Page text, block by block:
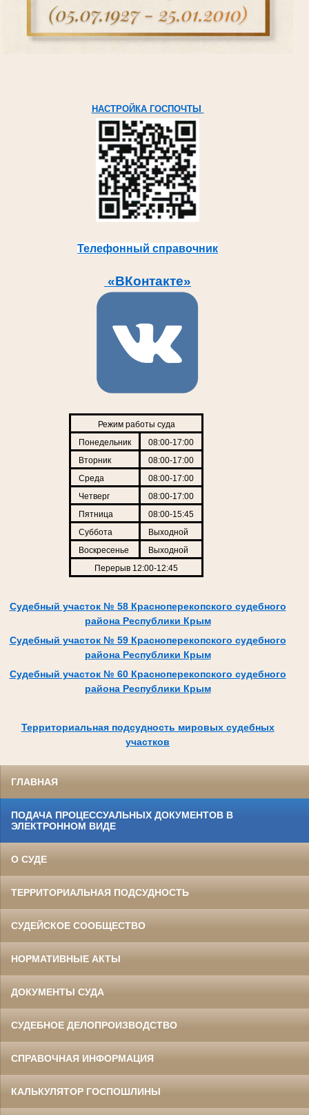
НАСТРОЙКА ГОСПОЧТЫ
Телефонный справочник
«ВКонтакте»
Режим работы суда
Понедельник
08:00-17:00
Вторник
08:00-17:00
Среда
08:00-17:00
Четверг
08:00-17:00
Пятница
08:00-15:45
Суббота
Выходной
Воскресенье
Выходной
Перерыв 12:00-12:45
Судебный участок № 58 Красноперекопского судебного
района Республики Крым
Судебный участок № 59 Красноперекопского судебного
района Республики Крым
Судебный участок № 60 Красноперекопского судебного
района Республики Крым
Территориальная подсудность мировых судебных
участков
ГЛАВНАЯ
ПОДАЧА ПРОЦЕССУАЛЬНЫХ ДОКУМЕНТОВ В
ЭЛЕКТРОННОМ ВИДЕ
О СУДЕ
ТЕРРИТОРИАЛЬНАЯ ПОДСУДНОСТЬ
СУДЕЙСКОЕ СООБЩЕСТВО
НОРМАТИВНЫЕ АКТЫ
ДОКУМЕНТЫ СУДА
СУДЕБНОЕ ДЕЛОПРОИЗВОДСТВО
СПРАВОЧНАЯ ИНФОРМАЦИЯ
КАЛЬКУЛЯТОР ГОСПОШЛИНЫ